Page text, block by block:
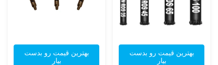
بهترین قیمت رو بدست
بیار
بهترین قیمت رو بدست
بیار